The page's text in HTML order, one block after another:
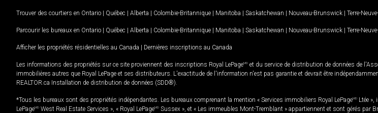
Trouver des courtiers en Ontario | Québec | Alberta | Colombie-Britannique | Manitoba | Saskatchewan | Nouveau-Brunswick | Terre-
Parcourir les bureaux en Ontario | Québec | Alberta | Colombie-Britannique | Manitoba | Saskatchewan | Nouveau-Brunswick | Terre-
Afficher les propriétés résidentielles au Canada | Dernières inscriptions au Canada
Les informations des propriétés sur ce site proviennent des inscriptions Royal LePageMD et du service de distribution de données de
immobilières autres que Royal LePage et ses distributeurs. L'exactitude de l'information n'est pas garantie et devrait être
REALTOR.ca Installation de distribution de données (SDD®).
*Tous les bureaux sont des propriétés indépendantes. Les bureaux comprenant la mention « Services immobiliers Royal LePageMD Ltée
LePageMD West Real Estate Services », « Royal LePageMD Sussex », et « Les immeubles Mont-Tremblant » appartiennent et sont gérés par